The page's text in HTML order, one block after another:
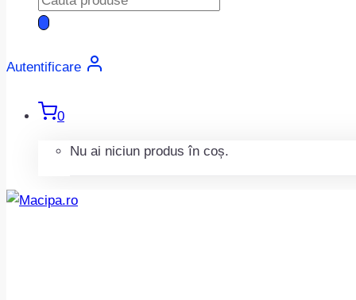
search
Autentificare
0
Nu ai niciun produs în coș.